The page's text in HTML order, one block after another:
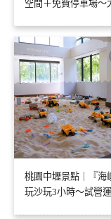
空間＋免費停車場～
桃園中壢景點｜『海
玩沙玩3小時～試營